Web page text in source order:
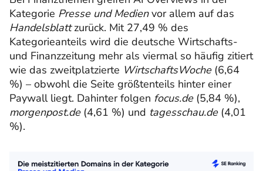
Kategorie Presse und Medienvor allem auf das
Handelsblattzurück. Mit 27,49 % des
Kategorieanteils wird die deutsche Wirtschafts-
und Finanzzeitung mehr als viermal so häufig zitiert
wie das zweitplatzierte WirtschaftsWoche(6,64
%) – obwohl die Seite größtenteils hinter einer
Paywall liegt. Dahinter folgen focus.de (5,84 %),
morgenpost.de(4,61 %) und tagesschau.de (4,01
%).